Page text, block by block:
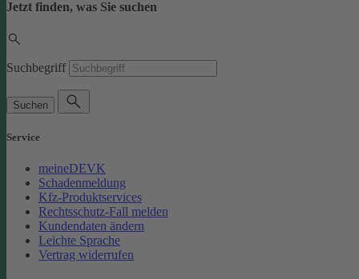
Jetzt finden, was Sie suchen
Suchbegriff
Suchen
Service
meineDEVK
Schadenmeldung
Kfz-Produktservices
Rechtsschutz-Fall melden
Kundendaten ändern
Leichte Sprache
Vertrag widerrufen